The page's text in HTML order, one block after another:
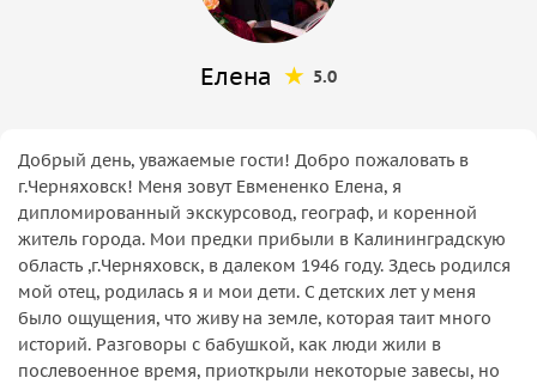
Елена 5.0
Добрый день, уважаемые гости! Добро пожаловать в
г.Черняховск! Меня зовут Евмененко Елена, я
дипломированный экскурсовод, географ, и коренной
житель города. Мои предки прибыли в Калининградскую
область ,г.Черняховск, в далеком 1946 году. Здесь родился
мой отец, родилась я и мои дети. С детских лет у меня
было ощущения, что живу на земле, которая таит много
историй. Разговоры с бабушкой, как люди жили в
послевоенное время, приоткрыли некоторые завесы, но